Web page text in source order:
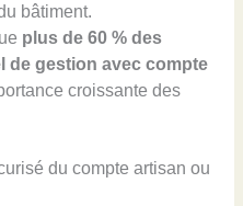
bâtiment.
plus de 60 % des
de gestion avec compte
croissante des
du compte artisan ou